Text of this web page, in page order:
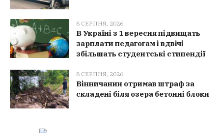
8 СЕРПНЯ, 2026
В Україні з 1 вересня підвищать
зарплати педагогам і вдвічі
збільшать студентські стипендії
8 СЕРПНЯ, 2026
Вінничанин отримав штраф за
складені біля озера бетонні блоки